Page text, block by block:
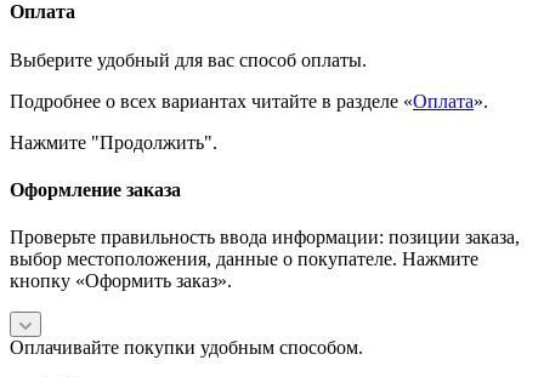
Оплата
Выберите удобный для вас способ оплаты.
Подробнее о всех вариантах читайте в разделе «Оплата».
Нажмите "Продолжить".
Оформление заказа
Проверьте правильность ввода информации: позиции заказа,
выбор местоположения, данные о покупателе. Нажмите
кнопку «Оформить заказ».
Оплачивайте покупки удобным способом.